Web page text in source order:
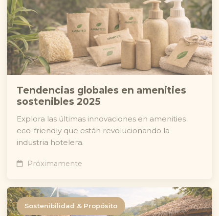
Tendencias globales en amenities
sostenibles 2025
Explora las últimas innovaciones en amenities
eco-friendly que están revolucionando la
industria hotelera.
Próximamente
Sostenibilidad & Propósito